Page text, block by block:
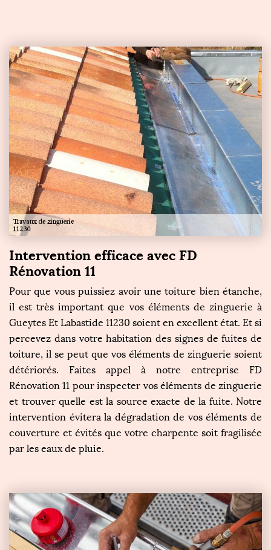
Intervention efficace avec FD
Rénovation 11
Pour que vous puissiez avoir une toiture bien étanche,
il est très important que vos éléments de zinguerie à
Gueytes Et Labastide 11230 soient en excellent état. Et si
percevez dans votre habitation des signes de fuites de
toiture, il se peut que vos éléments de zinguerie soient
détériorés. Faites appel à notre entreprise FD
Rénovation 11 pour inspecter vos éléments de zinguerie
et trouver quelle est la source exacte de la fuite. Notre
intervention évitera la dégradation de vos éléments de
couverture et évités que votre charpente soit fragilisée
par les eaux de pluie.